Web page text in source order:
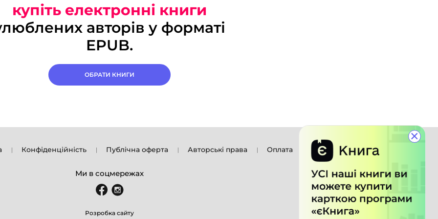
×
купіть електронні книги
авторів у форматі
EPUB.
ОБРАТИ КНИГИ
Конфіденційність Публічна оферта Авторські права Оплата
Ми в соцмережах
Розробка сайту